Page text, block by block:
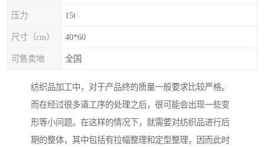
压力 15t
尺寸（cm） 40*60
可售卖地 全国
纺织品加工中，对于产品终的质量一般要求比较严格。
而在经过很多道工序的处理之后，很可能会出现一些变
形等小问题。在这样的情况下，就需要对纺织品进行后
期的整体，其中包括有拉幅整理和定型整理，因而此时